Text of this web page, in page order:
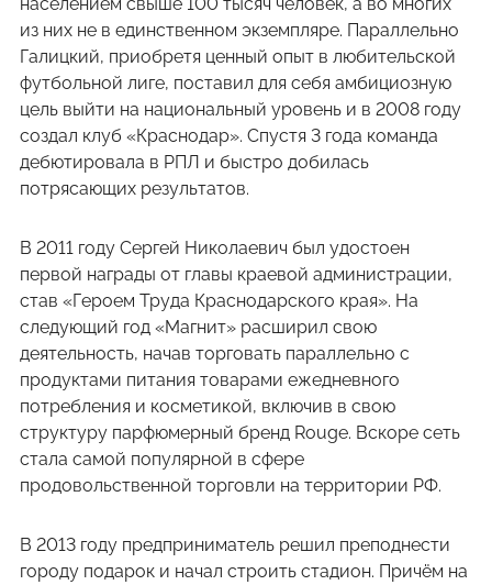
из них не в единственном экземпляре. Параллельно
Галицкий, приобретя ценный опыт в любительской
футбольной лиге, поставил для себя амбициозную
цель выйти на национальный уровень и в 2008 году
создал клуб «Краснодар». Спустя 3 года команда
дебютировала в РПЛ и быстро добилась
потрясающих результатов.
В 2011 году Сергей Николаевич был удостоен
первой награды от главы краевой администрации,
став «Героем Труда Краснодарского края». На
следующий год «Магнит» расширил свою
деятельность, начав торговать параллельно с
продуктами питания товарами ежедневного
потребления и косметикой, включив в свою
структуру парфюмерный бренд Rouge. Вскоре сеть
стала самой популярной в сфере
продовольственной торговли на территории РФ.
В 2013 году предприниматель решил преподнести
городу подарок и начал строить стадион. Причём на